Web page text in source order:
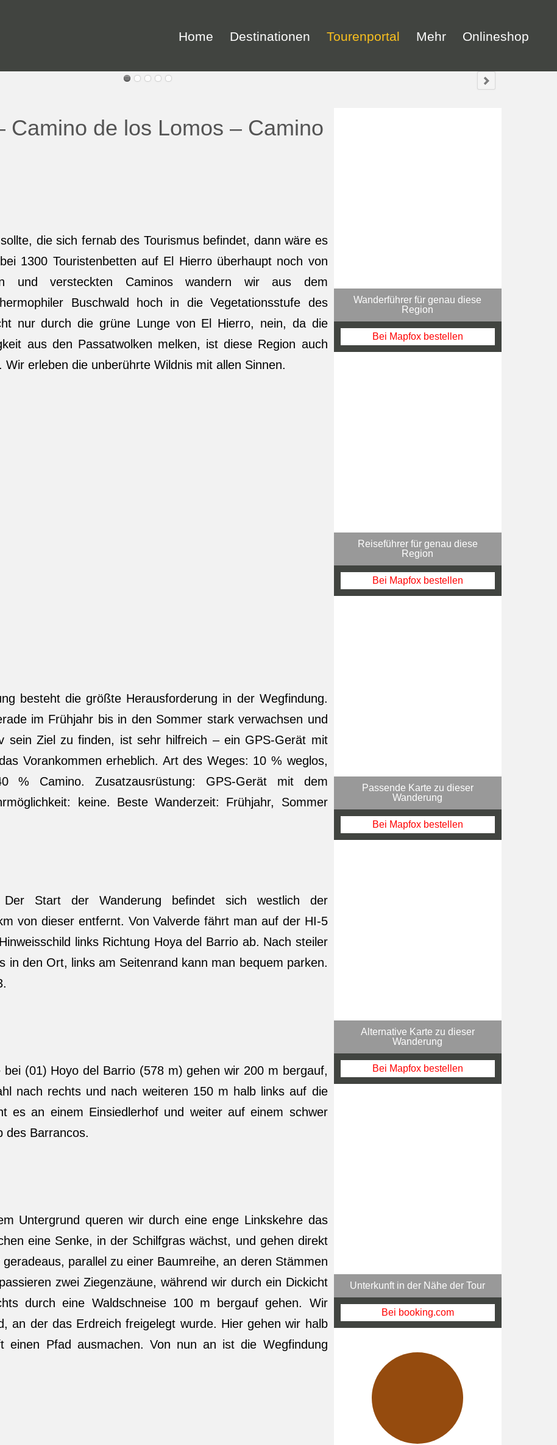
Home Destinationen Tourenportal Mehr Onlineshop
Camino de los Lomos – Camino
die sich fernab des Tourismus befindet, dann wäre es
1300 Touristenbetten auf El Hierro überhaupt noch von
und versteckten Caminos wandern wir aus dem
Buschwald hoch in die Vegetationsstufe des
nur durch die grüne Lunge von El Hierro, nein, da die
aus den Passatwolken melken, ist diese Region auch
erleben die unberührte Wildnis mit allen Sinnen.
besteht die größte Herausforderung in der Wegfindung.
im Frühjahr bis in den Sommer stark verwachsen und
sein Ziel zu finden, ist sehr hilfreich – ein GPS-Gerät mit
Vorankommen erheblich. Art des Weges: 10 % weglos,
Camino. Zusatzausrüstung: GPS-Gerät mit dem
keine. Beste Wanderzeit: Frühjahr, Sommer
Der Start der Wanderung befindet sich westlich der
von dieser entfernt. Von Valverde fährt man auf der HI-5
links Richtung Hoya del Barrio ab. Nach steiler
in den Ort, links am Seitenrand kann man bequem parken.
(01) Hoyo del Barrio (578 m) gehen wir 200 m bergauf,
nach rechts und nach weiteren 150 m halb links auf die
es an einem Einsiedlerhof und weiter auf einem schwer
des Barrancos.
Untergrund queren wir durch eine enge Linkskehre das
eine Senke, in der Schilfgras wächst, und gehen direkt
parallel zu einer Baumreihe, an deren Stämmen
zwei Ziegenzäune, während wir durch ein Dickicht
durch eine Waldschneise 100 m bergauf gehen. Wir
an der das Erdreich freigelegt wurde. Hier gehen wir halb
einen Pfad ausmachen. Von nun an ist die Wegfindung
Wanderführer für genau diese
Region
Bei Mapfox bestellen
Reiseführer für genau diese
Region
Bei Mapfox bestellen
Passende Karte zu dieser
Wanderung
Bei Mapfox bestellen
Alternative Karte zu dieser
Wanderung
Bei Mapfox bestellen
Unterkunft in der Nähe der Tour
Bei booking.com